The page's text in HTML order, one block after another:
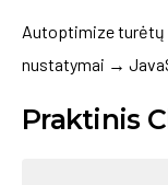
Autoptimize turėtų
nustatymai →
Praktinis